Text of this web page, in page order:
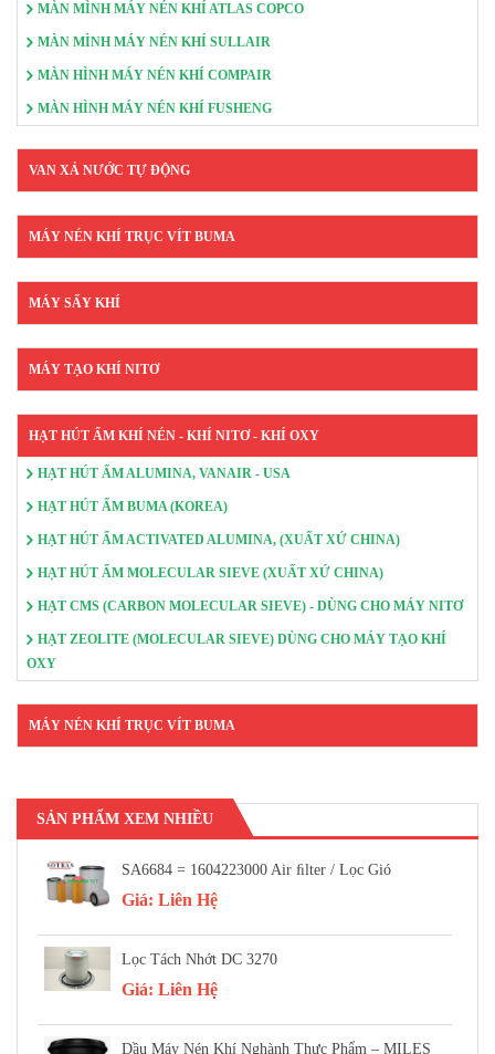
MÀN MÌNH MÁY NÉN KHÍ ATLAS COPCO
MÀN MÌNH MÁY NÉN KHÍ SULLAIR
MÀN HÌNH MÁY NÉN KHÍ COMPAIR
MÀN HÌNH MÁY NÉN KHÍ FUSHENG
VAN XẢ NƯỚC TỰ ĐỘNG
MÁY NÉN KHÍ TRỤC VÍT BUMA
MÁY SẤY KHÍ
MÁY TẠO KHÍ NITƠ
HẠT HÚT ẨM KHÍ NÉN - KHÍ NITƠ - KHÍ OXY
HẠT HÚT ẨM ALUMINA, VANAIR - USA
HẠT HÚT ẨM BUMA (KOREA)
HẠT HÚT ẨM ACTIVATED ALUMINA, (XUẤT XỨ CHINA)
HẠT HÚT ẨM MOLECULAR SIEVE (XUẤT XỨ CHINA)
HẠT CMS (CARBON MOLECULAR SIEVE) - DÙNG CHO MÁY NITƠ
HẠT ZEOLITE (MOLECULAR SIEVE) DÙNG CHO MÁY TẠO KHÍ
OXY
MÁY NÉN KHÍ TRỤC VÍT BUMA
SẢN PHẨM XEM NHIỀU
SA6684 = 1604223000 Air FIlter / Lọc Gió
Giá: Liên Hệ
Lọc Tách Nhớt DC 3270
Giá: Liên Hệ
Dầu Máy Nén Khí Nghành Thực Phẩm – MILES